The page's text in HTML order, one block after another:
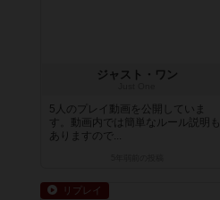
ジャスト・ワン
5人のプレイ動画を公開していま
す。動画内では簡単なルール説明も
ありますので...
リプレイ